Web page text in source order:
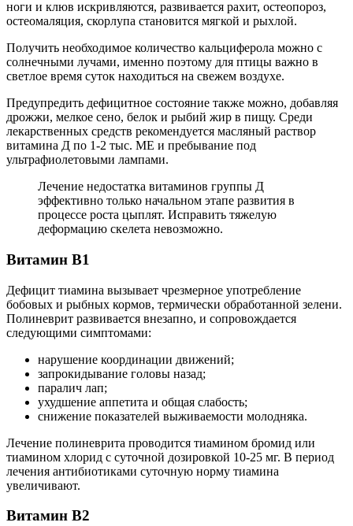
ноги и клюв искривляются, развивается рахит, остеопороз,
остеомаляция, скорлупа становится мягкой и рыхлой.
Получить необходимое количество кальциферола можно с
солнечными лучами, именно поэтому для птицы важно в
светлое время суток находиться на свежем воздухе.
Предупредить дефицитное состояние также можно, добавляя
дрожжи, мелкое сено, белок и рыбий жир в пищу. Среди
лекарственных средств рекомендуется масляный раствор
витамина Д по 1-2 тыс. МЕ и пребывание под
ультрафиолетовыми лампами.
Лечение недостатка витаминов группы Д
эффективно только начальном этапе развития в
процессе роста цыплят. Исправить тяжелую
деформацию скелета невозможно.
Витамин В1
Дефицит тиамина вызывает чрезмерное употребление
бобовых и рыбных кормов, термически обработанной зелени.
Полиневрит развивается внезапно, и сопровождается
следующими симптомами:
нарушение координации движений;
запрокидывание головы назад;
паралич лап;
ухудшение аппетита и общая слабость;
снижение показателей выживаемости молодняка.
Лечение полиневрита проводится тиамином бромид или
тиамином хлорид с суточной дозировкой 10-25 мг. В период
лечения антибиотиками суточную норму тиамина
увеличивают.
Витамин В2